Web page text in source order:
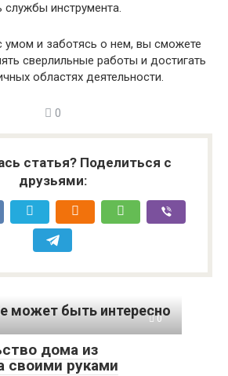
службы инструмента.
умом и заботясь о нем, вы сможете
сверлильные работы и достигать
областях деятельности.
0
статья? Поделиться с
друзьями:
может быть интересно
0
дома из
своими руками